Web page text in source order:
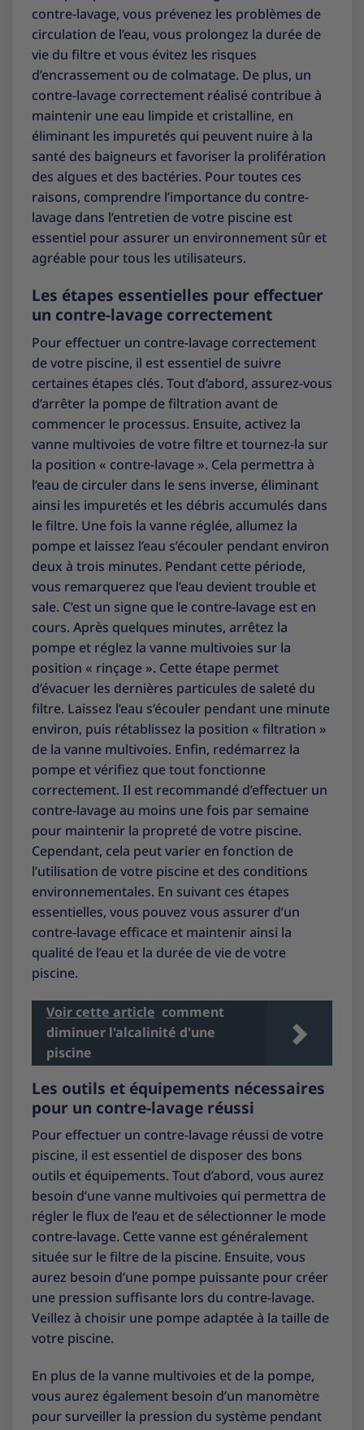
contre-lavage, vous prévenez les problèmes de
circulation de l’eau, vous prolongez la durée de
vie du filtre et vous évitez les risques
d’encrassement ou de colmatage. De plus, un
contre-lavage correctement réalisé contribue à
maintenir une eau limpide et cristalline, en
éliminant les impuretés qui peuvent nuire à la
santé des baigneurs et favoriser la prolifération
des algues et des bactéries. Pour toutes ces
raisons, comprendre l’importance du contre-
lavage dans l’entretien de votre piscine est
essentiel pour assurer un environnement sûr et
agréable pour tous les utilisateurs.
Les étapes essentielles pour effectuer
un contre-lavage correctement
Pour effectuer un contre-lavage correctement
de votre piscine, il est essentiel de suivre
certaines étapes clés. Tout d’abord, assurez-vous
d’arrêter la pompe de filtration avant de
commencer le processus. Ensuite, activez la
vanne multivoies de votre filtre et tournez-la sur
la position « contre-lavage ». Cela permettra à
l’eau de circuler dans le sens inverse, éliminant
ainsi les impuretés et les débris accumulés dans
le filtre. Une fois la vanne réglée, allumez la
pompe et laissez l’eau s’écouler pendant environ
deux à trois minutes. Pendant cette période,
vous remarquerez que l’eau devient trouble et
sale. C’est un signe que le contre-lavage est en
cours. Après quelques minutes, arrêtez la
pompe et réglez la vanne multivoies sur la
position « rinçage ». Cette étape permet
d’évacuer les dernières particules de saleté du
filtre. Laissez l’eau s’écouler pendant une minute
environ, puis rétablissez la position « filtration »
de la vanne multivoies. Enfin, redémarrez la
pompe et vérifiez que tout fonctionne
correctement. Il est recommandé d’effectuer un
contre-lavage au moins une fois par semaine
pour maintenir la propreté de votre piscine.
Cependant, cela peut varier en fonction de
l’utilisation de votre piscine et des conditions
environnementales. En suivant ces étapes
essentielles, vous pouvez vous assurer d’un
contre-lavage efficace et maintenir ainsi la
qualité de l’eau et la durée de vie de votre
piscine.
Voir cette article comment
diminuer l'alcalinité d'une
piscine
Les outils et équipements nécessaires
pour un contre-lavage réussi
Pour effectuer un contre-lavage réussi de votre
piscine, il est essentiel de disposer des bons
outils et équipements. Tout d’abord, vous aurez
besoin d’une vanne multivoies qui permettra de
régler le flux de l’eau et de sélectionner le mode
contre-lavage. Cette vanne est généralement
située sur le filtre de la piscine. Ensuite, vous
aurez besoin d’une pompe puissante pour créer
une pression suffisante lors du contre-lavage.
Veillez à choisir une pompe adaptée à la taille de
votre piscine.
En plus de la vanne multivoies et de la pompe,
vous aurez également besoin d’un manomètre
pour surveiller la pression du système pendant